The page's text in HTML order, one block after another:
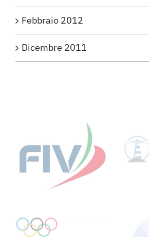
Febbraio 2012
Dicembre 2011